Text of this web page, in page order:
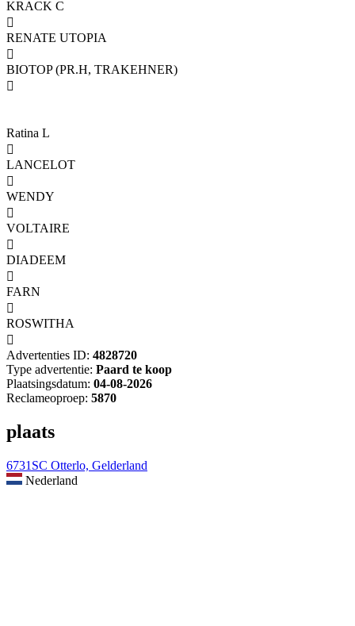
KRACK C

RENATE UTOPIA

BIOTOP (PR.H, TRAKEHNER)

Ratina L

LANCELOT

WENDY

VOLTAIRE

DIADEEM

FARN

ROSWITHA

Advertenties ID: 4828720
Type advertentie: Paard te koop
Plaatsingsdatum: 04-08-2026
Reclameoproep: 5870
plaats
6731SC Otterlo, Gelderland
Nederland